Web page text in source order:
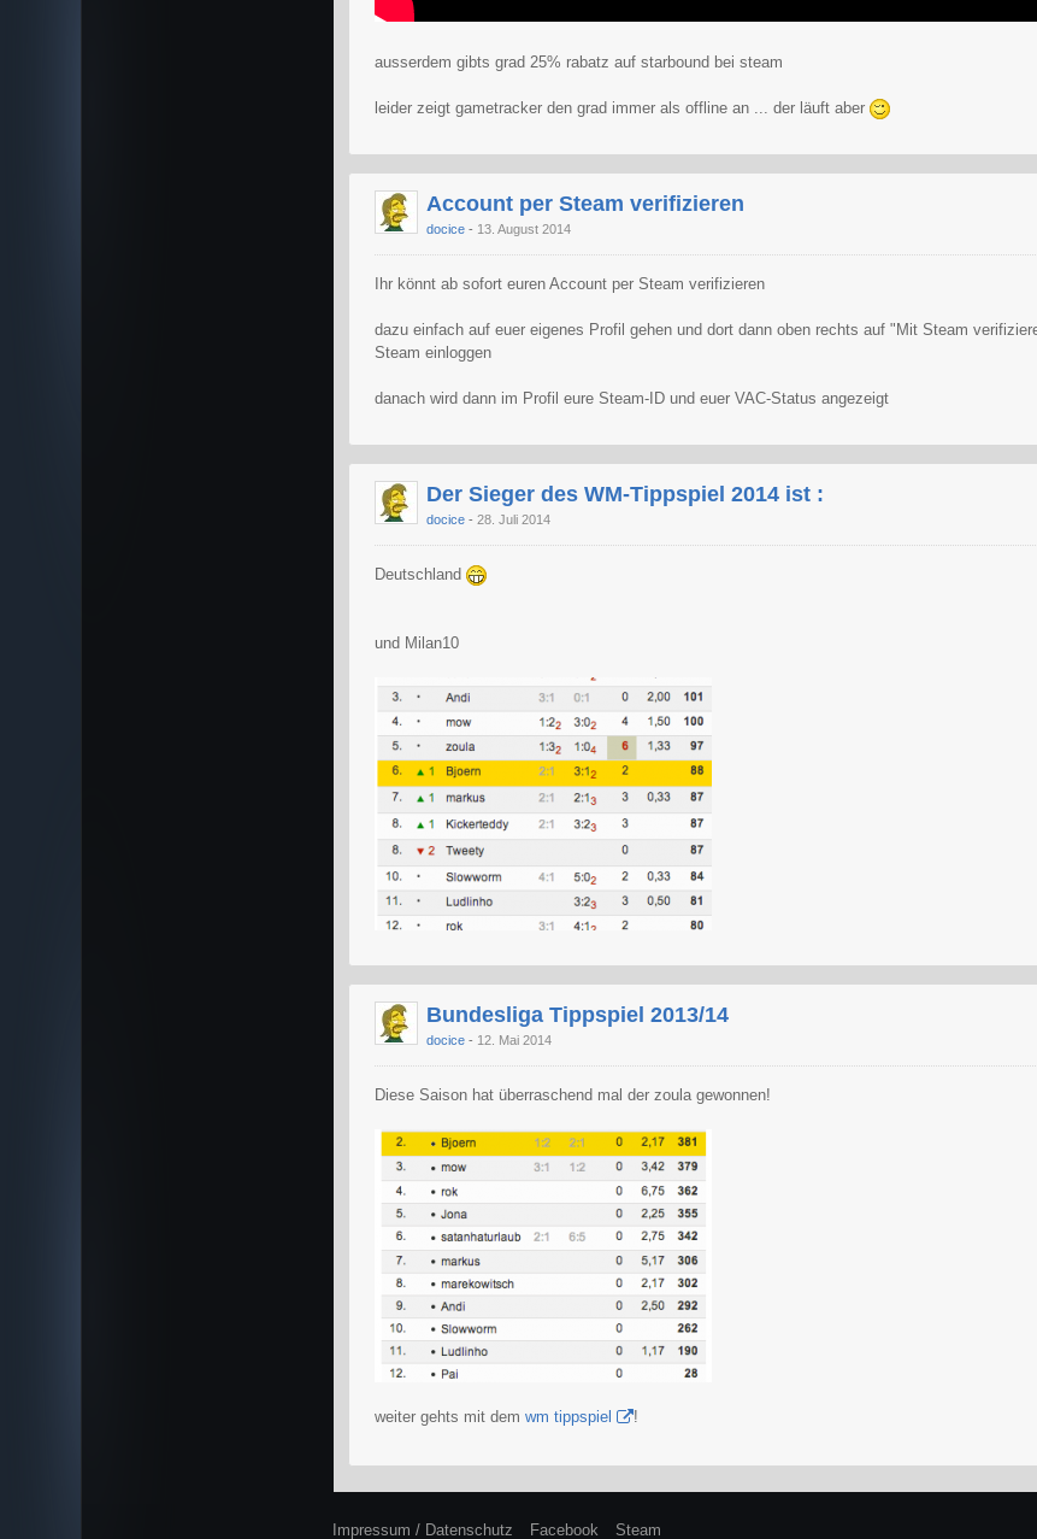
ausserdem gibts grad 25% rabatz auf starbound bei steam
leider zeigt gametracker den grad immer als offline an ... der läuft aber
Account per Steam verifizieren
docice 13. August 2014
Ihr könnt ab sofort euren Account per Steam verifizieren
dazu einfach auf euer eigenes Profil gehen und dort dann oben rechts auf "Mit Steam
Steam einloggen
danach wird dann im Profil eure Steam-ID und euer VAC-Status angezeigt
Der Sieger des WM-Tippspiel 2014 ist :
docice 28. Juli 2014
Deutschland
und Milan10
Bundesliga Tippspiel 2013/14
docice 12. Mai 2014
Diese Saison hat überraschend mal der zoula gewonnen!
weiter gehts mit demwm tippspiel !
Impressum / Datenschutz Facebook Steam